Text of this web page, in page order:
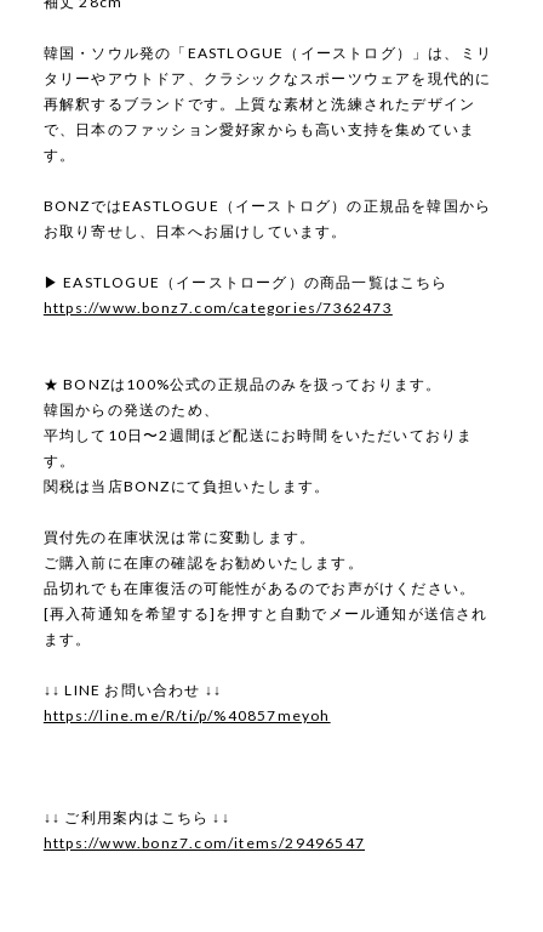
韓国・ソウル発の「EASTLOGUE（イーストログ）」は、ミリ
タリーやアウトドア、クラシックなスポーツウェアを現代的に
再解釈するブランドです。上質な素材と洗練されたデザイン
で、日本のファッション愛好家からも高い支持を集めていま
す。
BONZではEASTLOGUE（イーストログ）の正規品を韓国から
お取り寄せし、日本へお届けしています。
▶ EASTLOGUE（イーストローグ）の商品一覧はこちら
https://www.bonz7.com/categories/7362473
★ BONZは100%公式の正規品のみを扱っております。
韓国からの発送のため、
平均して10日〜2週間ほど配送にお時間をいただいておりま
す。
関税は当店BONZにて負担いたします。
買付先の在庫状況は常に変動します。
ご購入前に在庫の確認をお勧めいたします。
品切れでも在庫復活の可能性があるのでお声がけください。
[再入荷通知を希望する]を押すと自動でメール通知が送信され
ます。
↓↓ LINE お問い合わせ ↓↓
https://line.me/R/ti/p/%40857meyoh
↓↓ ご利用案内はこちら ↓↓
https://www.bonz7.com/items/29496547